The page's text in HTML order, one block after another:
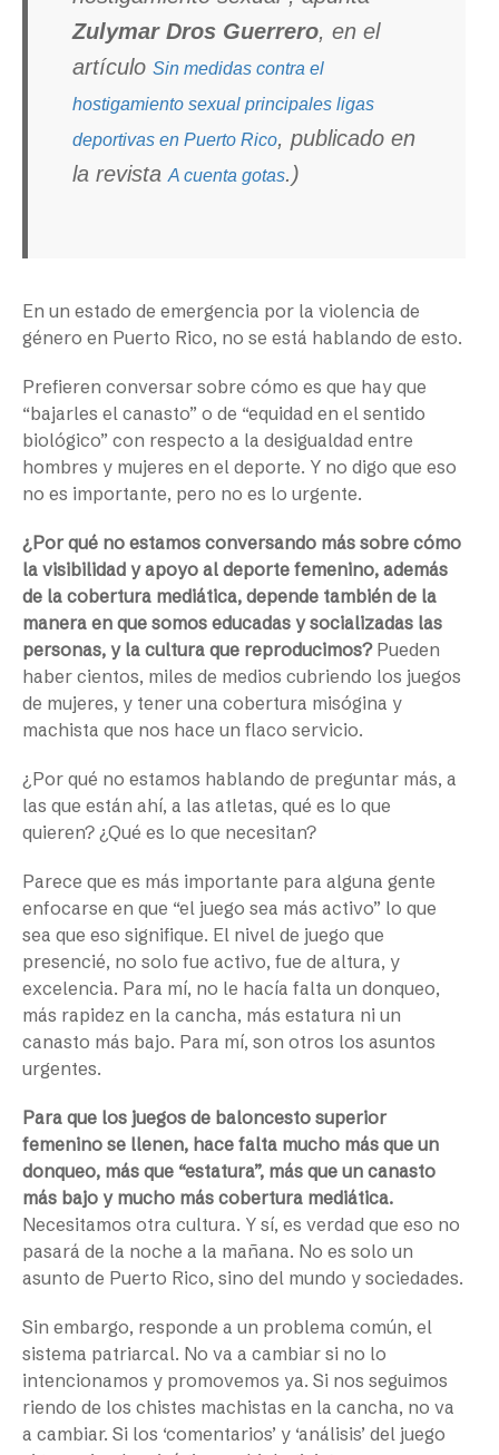
Zulymar Dros Guerrero, en el
artículo Sin medidas contra el
hostigamiento sexual principales ligas
deportivas en Puerto Rico, publicado en
la revistaA cuenta gotas.)
En un estado de emergencia por la violencia de
género en Puerto Rico, no se está hablando de esto.
Prefieren conversar sobre cómo es que hay que
“bajarles el canasto” o de “equidad en el sentido
biológico” con respecto a la desigualdad entre
hombres y mujeres en el deporte. Y no digo que eso
no es importante, pero no es lo urgente.
¿Por qué no estamos conversando más sobre cómo
la visibilidad y apoyo al deporte femenino, además
de la cobertura mediática, depende también de la
manera en que somos educadas y socializadas las
personas, y la cultura que reproducimos?Pueden
haber cientos, miles de medios cubriendo los juegos
de mujeres, y tener una cobertura misógina y
machista que nos hace un flaco servicio.
¿Por qué no estamos hablando de preguntar más, a
las que están ahí, a las atletas, qué es lo que
quieren? ¿Qué es lo que necesitan?
Parece que es más importante para alguna gente
enfocarse en que “el juego sea más activo” lo que
sea que eso signifique. El nivel de juego que
presencié, no solo fue activo, fue de altura, y
excelencia. Para mí, no le hacía falta un donqueo,
más rapidez en la cancha, más estatura ni un
canasto más bajo. Para mí, son otros los asuntos
urgentes.
Para que los juegos de baloncesto superior
femenino se llenen, hace falta mucho más que un
donqueo, más que “estatura”, más que un canasto
más bajo y mucho más cobertura mediática.
Necesitamos otra cultura. Y sí, es verdad que eso no
pasará de la noche a la mañana. No es solo un
asunto de Puerto Rico, sino del mundo y sociedades.
Sin embargo, responde a un problema común, el
sistema patriarcal. No va a cambiar si no lo
intencionamos y promovemos ya. Si nos seguimos
riendo de los chistes machistas en la cancha, no va
a cambiar. Si los ‘comentarios’ y ‘análisis’ del juego